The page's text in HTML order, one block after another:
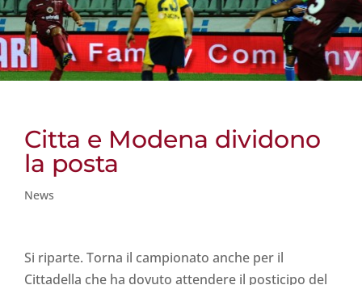
Citta e Modena dividono
la posta
News
Si riparte. Torna il campionato anche per il
Cittadella che ha dovuto attendere il posticipo del